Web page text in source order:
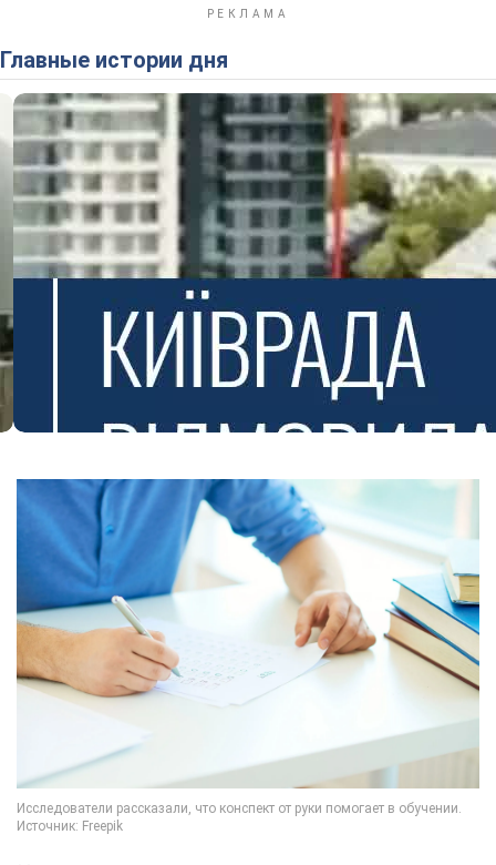
Главные истории дня